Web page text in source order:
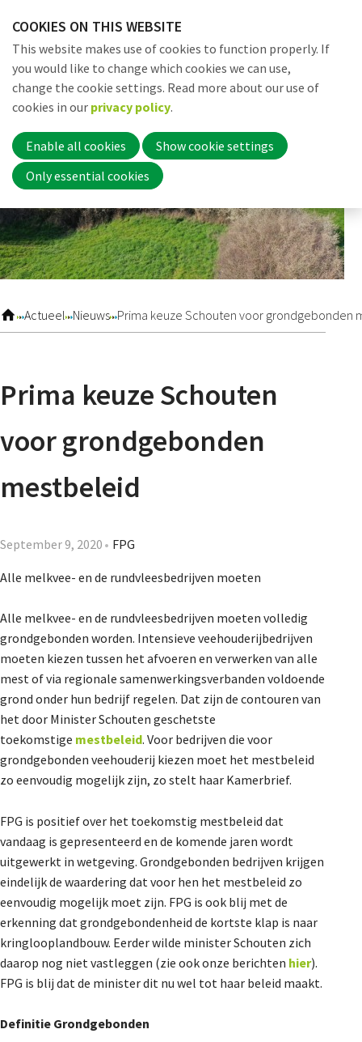
links
Jump
to
navigation
to
main
content
Actueel Nieuws Prima keuze Schouten voor grondgebonden
Prima keuze Schouten
voor grondgebonden
mestbeleid
September 9, 2020 FPG
Alle melkvee- en de rundvleesbedrijven moeten
Alle melkvee- en de rundvleesbedrijven moeten volledig
grondgebonden worden. Intensieve veehouderijbedrijven
moeten kiezen tussen het afvoeren en verwerken van alle
mest of via regionale samenwerkingsverbanden voldoende
grond onder hun bedrijf regelen. Dat zijn de contouren van
het door Minister Schouten geschetste
toekomstige mestbeleid. Voor bedrijven die voor
grondgebonden veehouderij kiezen moet het mestbeleid
zo eenvoudig mogelijk zijn, zo stelt haar Kamerbrief.
FPG is positief over het toekomstig mestbeleid dat
vandaag is gepresenteerd en de komende jaren wordt
uitgewerkt in wetgeving. Grondgebonden bedrijven krijgen
eindelijk de waardering dat voor hen het mestbeleid zo
eenvoudig mogelijk moet zijn. FPG is ook blij met de
erkenning dat grondgebondenheid de kortste klap is naar
kringlooplandbouw. Eerder wilde minister Schouten zich
daarop nog niet vastleggen (zie ook onze berichten hier).
FPG is blij dat de minister dit nu wel tot haar beleid maakt.
Definitie Grondgebonden
Home
Nieuwsbrief
Dossiers
De Landeigenaar
COOKIES ON THIS WEBSITE
This website makes use of cookies to function properly. If
you would like to change which cookies we can use,
change the cookie settings. Read more about our use of
cookies in our privacy policy.
Enable all cookies
Show cookie settings
Only essential cookies